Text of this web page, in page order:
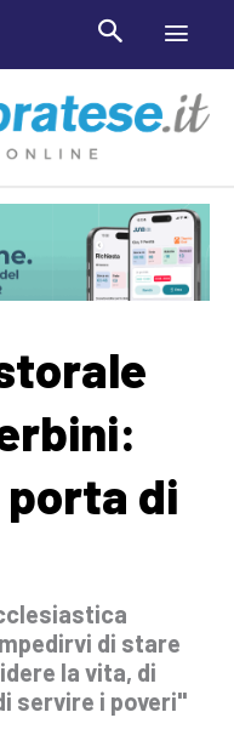
porta di
di stare
la vita, di
servire i poveri"